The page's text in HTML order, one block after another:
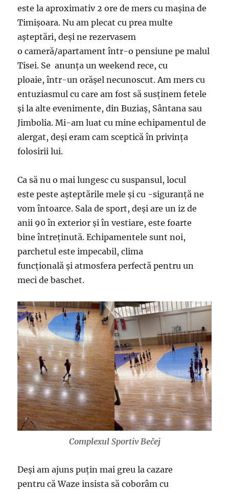
este la aproximativ 2 ore de mers cu mașina de
Timișoara. Nu am plecat cu prea multe
așteptări, deși ne rezervasem
o cameră/apartament într-o pensiune pe malul
Tisei. Se anunța un weekend rece, cu
ploaie, într-un orășel necunoscut. Am mers cu
entuziasmul cu care am fost să susținem fetele
și la alte evenimente, din Buziaș, Sântana sau
Jimbolia. Mi-am luat cu mine echipamentul de
alergat, deși eram cam sceptică în privința
folosirii lui.
Ca să nu o mai lungesc cu suspansul, locul
este peste așteptările mele și cu -siguranță ne
vom întoarce. Sala de sport, deși are un iz de
anii 90 în exterior și în vestiare, este foarte
bine întreținută. Echipamentele sunt noi,
parchetul este impecabil, clima
funcțională și atmosfera perfectă pentru un
meci de baschet.
Complexul Sportiv Bečej
Deși am ajuns puțin mai greu la cazare
pentru că Waze insista să coborâm cu